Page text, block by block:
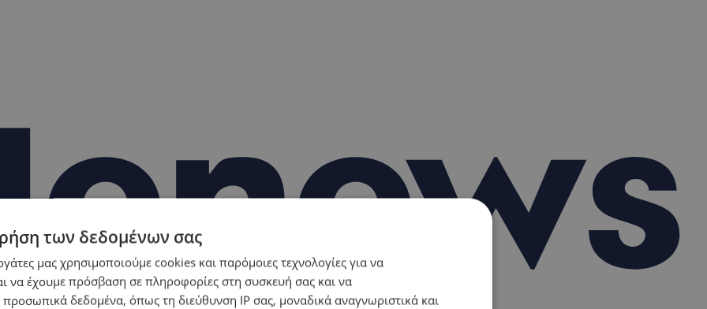
των δεδομένων σας
μας χρησιμοποιούμε cookies και παρόμοιες τεχνολογίες για να
να έχουμε πρόσβαση σε πληροφορίες στη συσκευή σας και να
προσωπικά δεδομένα, όπως τη διεύθυνση IP σας, μοναδικά αναγνωριστικά και